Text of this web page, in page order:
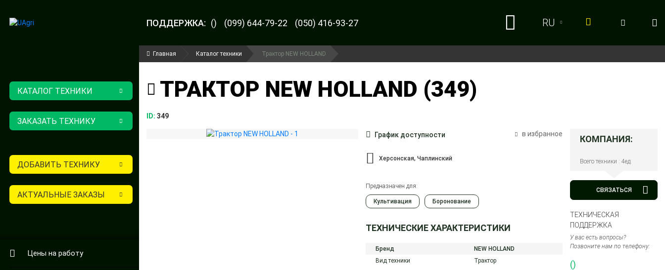
ПОДДЕРЖКА: () (099) 644-79-22 (050) 416-93-27
RU
КАТАЛОГ ТЕХНИКИ
ЗАКАЗАТЬ ТЕХНИКУ
ДОБАВИТЬ ТЕХНИКУ
АКТУАЛЬНЫЕ ЗАКАЗЫ
Цены на работу
Главная Каталог техники Трактор NEW HOLLAND
ТРАКТОР NEW HOLLAND (349)
ID: 349
График доступности в избранное
Херсонская, Чаплинский
Предназначен для:
Культивация Боронование
ТЕХНИЧЕСКИЕ ХАРАКТЕРИСТИКИ
Бренд
NEW HOLLAND
Вид техники
Трактор
КОМПАНИЯ:
Всего техники : 4ед.
СВЯЗАТЬСЯ
ТЕХНИЧЕСКАЯ
ПОДДЕРЖКА
У вас есть вопросы?
Позвоните нам по телефону:
()